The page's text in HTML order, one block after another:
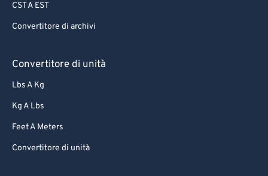
CST A EST
Convertitore di archivi
Convertitore di unità
Lbs A Kg
Kg A Lbs
Feet A Meters
Convertitore di unità